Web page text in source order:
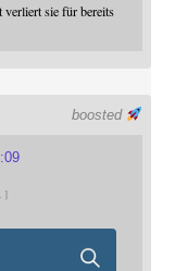
sie für bereits
boosted